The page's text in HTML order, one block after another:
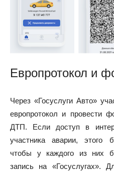
Европротокол и
Через «Госуслуги Авто»
европротокол и провести
ДТП. Если доступ в
участника аварии, этого
чтобы у каждого из них
запись на «Госуслугах».